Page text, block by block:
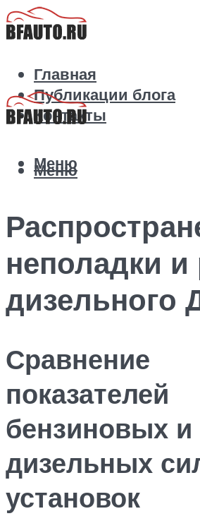
Главная
Публикации блога
Контакты
Меню
Меню
неполадки и
дизельного
Сравнение
показателей
бензиновых и
дизельных
установок